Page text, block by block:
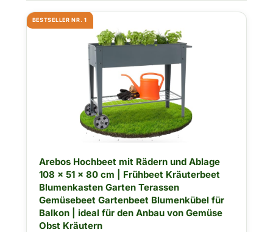
BESTSELLER NR. 1
Arebos Hochbeet mit Rädern und Ablage
108 x 51 x 80 cm | Frühbeet Kräuterbeet
Blumenkasten Garten Terassen
Gemüsebeet Gartenbeet Blumenkübel für
Balkon | ideal für den Anbau von Gemüse
Obst Kräutern